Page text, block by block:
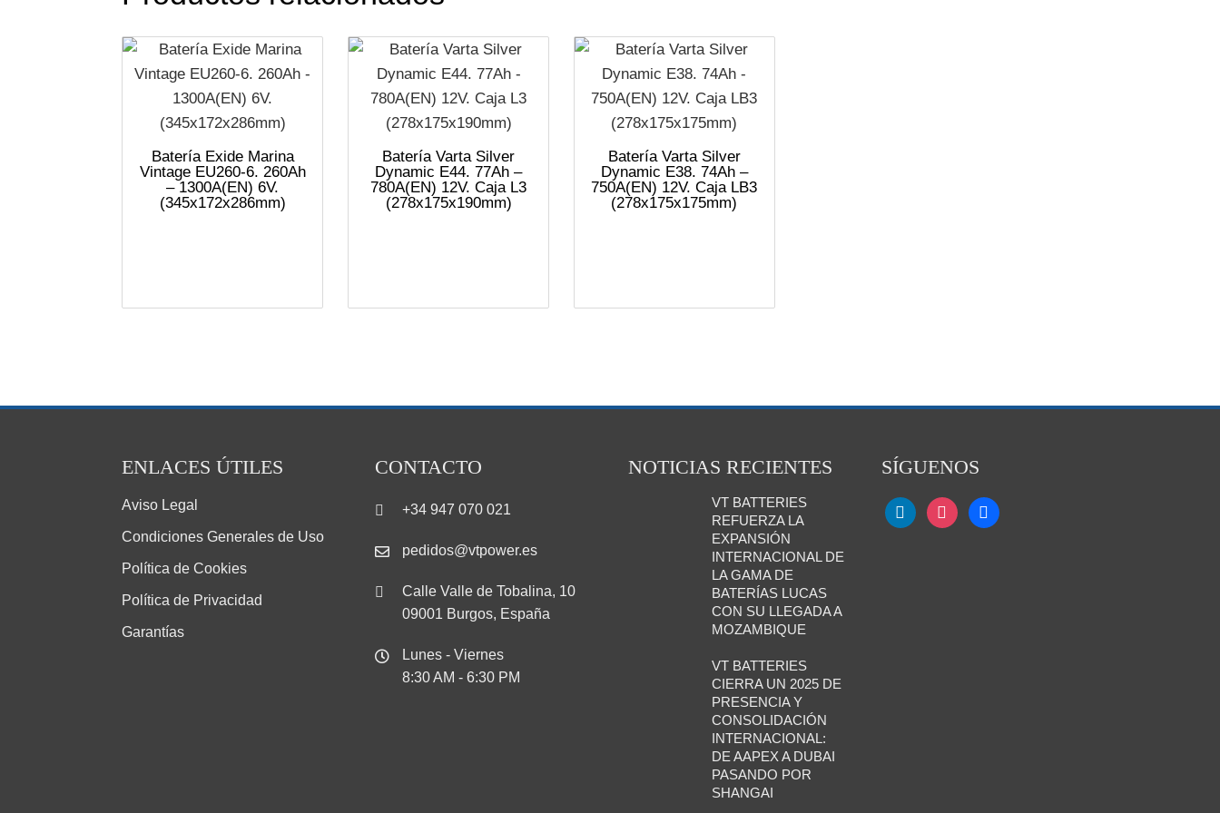
Batería Exide Marina
Vintage EU260-6. 260Ah
– 1300A(EN) 6V.
(345x172x286mm)
Batería Varta Silver
Dynamic E44. 77Ah –
780A(EN) 12V. Caja L3
(278x175x190mm)
Batería Varta Silver
Dynamic E38. 74Ah –
750A(EN) 12V. Caja LB3
(278x175x175mm)
ENLACES ÚTILES
Aviso Legal
Condiciones Generales de Uso
Política de Cookies
Política de Privacidad
Garantías
CONTACTO
+34 947 070 021
pedidos@vtpower.es
Calle Valle de Tobalina, 10
09001 Burgos, España
Lunes - Viernes
8:30 AM - 6:30 PM
NOTICIAS RECIENTES
VT BATTERIES
REFUERZA LA
EXPANSIÓN
INTERNACIONAL DE
LA GAMA DE
BATERÍAS LUCAS
CON SU LLEGADA A
MOZAMBIQUE
VT BATTERIES
CIERRA UN 2025 DE
PRESENCIA Y
CONSOLIDACIÓN
INTERNACIONAL:
DE AAPEX A DUBAI
PASANDO POR
SHANGAI
SÍGUENOS